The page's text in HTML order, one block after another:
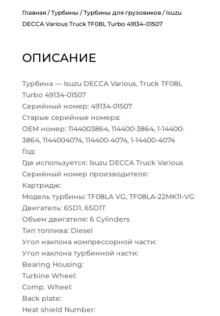
Главная/Турбины /Турбины для грузовиков/ Isuzu
DECCA Various Truck TF08L Turbo 49134-01507
ОПИСАНИЕ
Турбина — Isuzu DECCA Various, Truck TF08L
Turbo 49134-01507
Серийный номер: 49134-01507
Старые серийные номера:
OEM номер: 1144003864, 114400-3864, 1-14400-
3864, 1144004074, 114400-4074, 1-14400-4074
Год:
Где используется: Isuzu DECCA Truck Various
Серийный номер производителя:
Картридж:
Модель турбины: TF08LA VG, TF08LA-22MK11-VG
Двигатель: 6SD1, 6SD1T
Объем двигателя: 6 Cylinders
Тип топлива: Diesel
Угол наклона компрессорной части:
Угол наклона турбинной части:
Bearing Housing:
Turbine Wheel:
Comp. Wheel:
Back plate:
Heat shield Number: